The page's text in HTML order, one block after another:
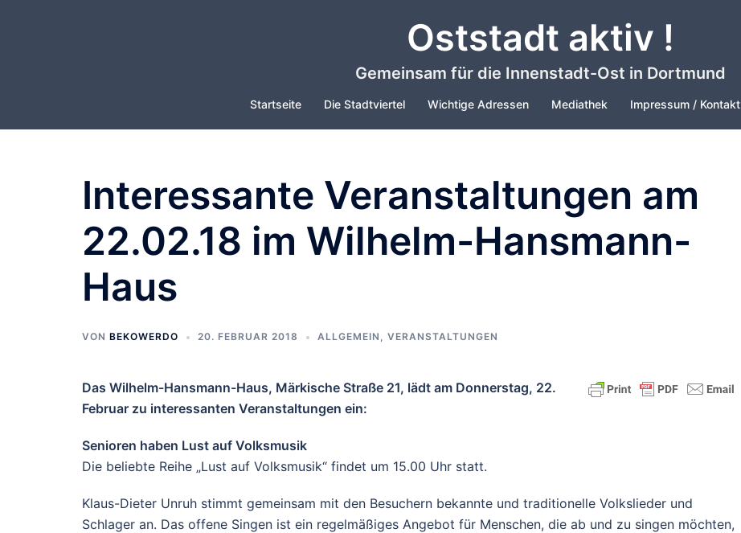
Oststadt aktiv !
Gemeinsam für die Innenstadt-Ost in Dortmund
Startseite Die Stadtviertel Wichtige Adressen Mediathek Impressum / Kontakt
Interessante Veranstaltungen am
22.02.18 im Wilhelm-Hansmann-
Haus
VON BEKOWERDO 20. FEBRUAR 2018 ALLGEMEIN , VERANSTALTUNGEN
Das Wilhelm-Hansmann-Haus, Märkische Straße 21, lädt am Donnerstag, 22.
Februar zu interessanten Veranstaltungen ein:
Senioren haben Lust auf Volksmusik
Die beliebte Reihe „Lust auf Volksmusik“ findet um 15.00 Uhr statt.
Klaus-Dieter Unruh stimmt gemeinsam mit den Besuchern bekannte und traditionelle Volkslieder und
Schlager an. Das offene Singen ist ein regelmäßiges Angebot für Menschen, die ab und zu singen möchten,